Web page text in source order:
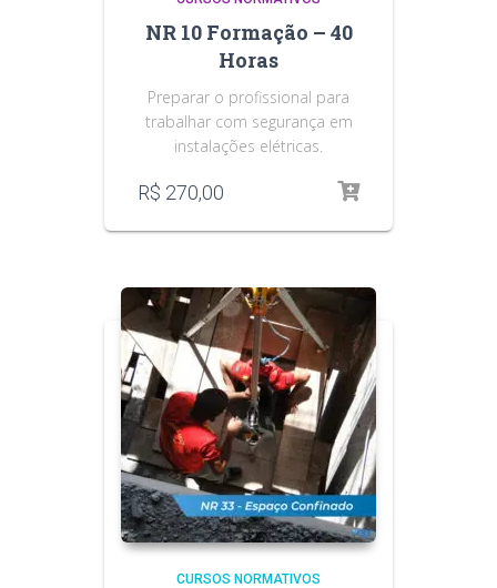
NR 10 Formação – 40
Horas
Preparar o profissional para
trabalhar com segurança em
instalações elétricas.
R$ 270,00
CURSOS NORMATIVOS